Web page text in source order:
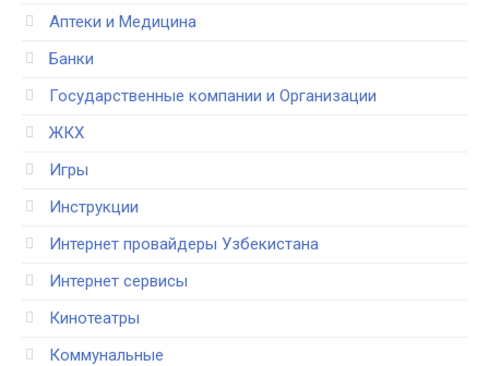
Аптеки и Медицина
Банки
Государственные компании и Организации
ЖКХ
Игры
Инструкции
Интернет провайдеры Узбекистана
Интернет сервисы
Кинотеатры
Коммунальные